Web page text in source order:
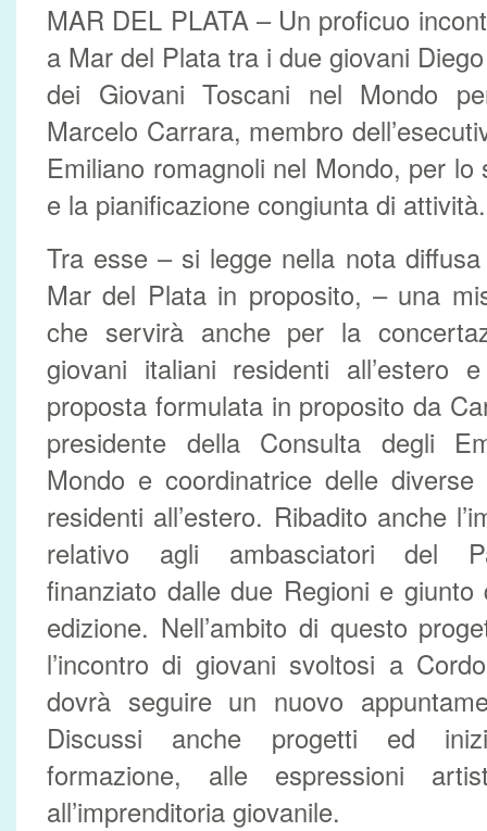
MAR DEL PLATA – Un proficuo
a Mar del Plata tra i due giovani
dei Giovani Toscani nel Mondo
Marcelo Carrara, membro
Emiliano romagnoli nel Mondo, per
e la pianificazione congiunta di attività.
Tra esse – si legge nella nota
Mar del Plata in proposito, – una
che servirà anche per la
giovani italiani residenti all’estero
proposta formulata in proposito da
presidente della Consulta degli
Mondo e coordinatrice delle
residenti all’estero. Ribadito anche
relativo agli ambasciatori del
finanziato dalle due Regioni e giunto
edizione. Nell’ambito di questo
l’incontro di giovani svoltosi a
dovrà seguire un nuovo
Discussi anche progetti ed
formazione, alle espressioni
all’imprenditoria giovanile.